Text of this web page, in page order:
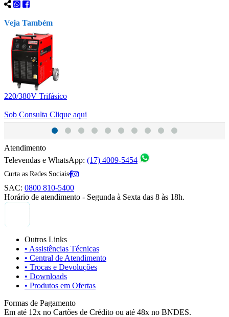
Veja Também
220/380V Trifásico
Sob Consulta Clique aqui
Atendimento
Televendas e WhatsApp: (17) 4009-5454
Curta as Redes Sociais
SAC: 0800 810-5400
Horário de atendimento - Segunda à Sexta das 8 às 18h.
Outros Links
• Assistências Técnicas
• Central de Atendimento
• Trocas e Devoluções
• Downloads
• Produtos em Ofertas
Formas de Pagamento
Em até 12x no Cartões de Crédito ou até 48x no BNDES.